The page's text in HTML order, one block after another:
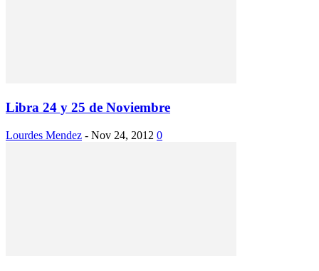
Libra 24 y 25 de Noviembre
Lourdes Mendez - Nov 24, 2012 0